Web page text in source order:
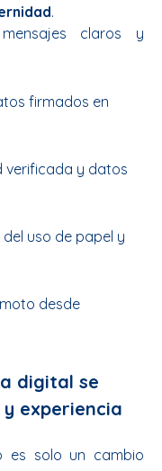
.
claros y
firmados en
verificada y datos
uso de papel y
desde
digital se
experiencia
es solo un cambio